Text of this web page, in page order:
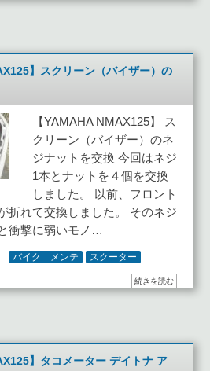
】スクリーン（バイザー）の
【YAMAHA NMAX125】 ス
クリーン（バイザー）のネ
ジナットを交換 今回はネジ
1本とナットを４個を交換
しました。 以前、フロント
折れて交換しました。 そのネジ
衝撃に弱いモノ…
バイク メンテ スクーター
続きを読む
】タコメーター デイトナ ア